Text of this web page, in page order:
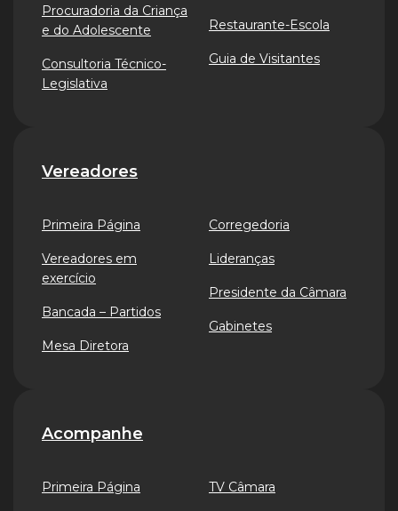
Procuradoria da Criança
e do Adolescente
Consultoria Técnico-
Legislativa
Restaurante-Escola
Guia de Visitantes
Vereadores
Primeira Página
Vereadores em
exercício
Bancada – Partidos
Mesa Diretora
Corregedoria
Lideranças
Presidente da Câmara
Gabinetes
Acompanhe
Primeira Página TV Câmara